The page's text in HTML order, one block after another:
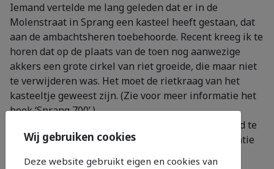
Iemand vertelde me lang geleden dat er in de
Molenstraat in Sprang een kasteel heeft gestaan, dat
aan de ambachtsheren toebehoorde. Recent kreeg ik te
horen dat op de plaats van de toen nog aanwezige
akkers een grote cirkel van riet groeide, die maar niet
te verwijderen was. Het moet de rietkraag van het
kasteeltje geweest zijn. (Zie voor meer informatie het
boek ‘Sprang 700’.)
Hoe het er uit heeft gezien wist tot nu toe niemand te
vertellen, al blijkt er in de archieven meer informatie
Wij gebruiken cookies
Deze website gebruikt eigen en cookies van